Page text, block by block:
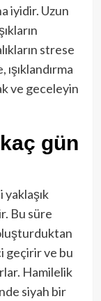
iyidir. Uzun
strese
ve geceleyin
gün
yaklaşık
Bu süre
geçirir ve bu
Hamilelik
siyah bir